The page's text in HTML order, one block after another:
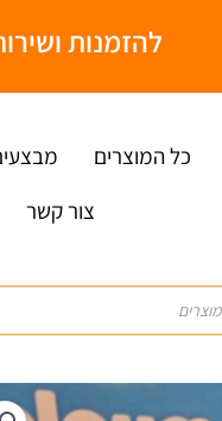
להזמנות ושירות
כל המוצרים
צור קשר